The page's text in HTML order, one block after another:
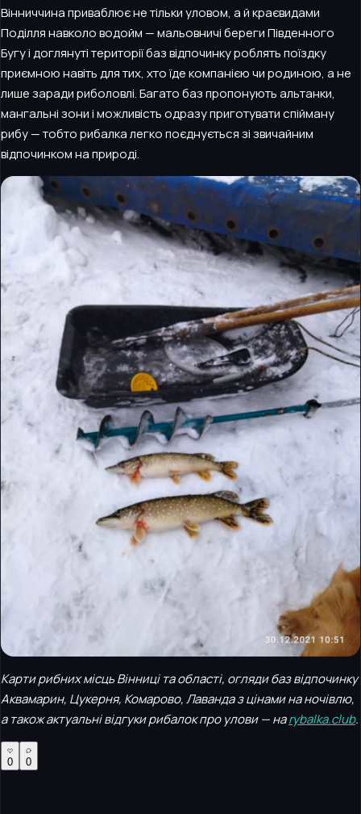
Вінниччина приваблює не тільки уловом, а й краєвидами
Поділля навколо водойм — мальовничі береги Південного
Бугу і доглянуті території баз відпочинку роблять поїздку
приємною навіть для тих, хто їде компанією чи родиною, а не
лише заради риболовлі. Багато баз пропонують альтанки,
мангальні зони і можливість одразу приготувати спійману
рибу — тобто рибалка легко поєднується зі звичайним
відпочинком на природі.
Карти рибних місць Вінниці та області, огляди баз відпочинку
Аквамарин, Цукерня, Комарово, Лаванда з цінами на ночівлю,
а також актуальні відгуки рибалок про улови — наrybalka.club.
0 0